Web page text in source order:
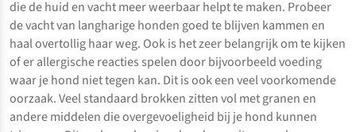
die de huid en vacht meer weerbaar helpt te maken. Probeer
de vacht van langharige honden goed te blijven kammen en
haal overtollig haar weg. Ook is het zeer belangrijk om te kijken
of er allergische reacties spelen door bijvoorbeeld voeding
waar je hond niet tegen kan. Dit is ook een veel voorkomende
oorzaak. Veel standaard brokken zitten vol met granen en
andere middelen die overgevoeligheid bij je hond kunnen